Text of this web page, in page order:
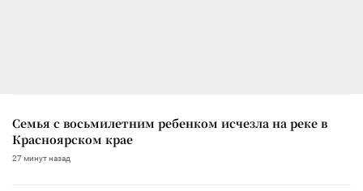
Семья с восьмилетним ребенком исчезла на реке в
Красноярском крае
27 минут назад